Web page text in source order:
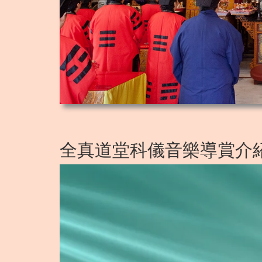
全真道堂科儀音樂導賞介